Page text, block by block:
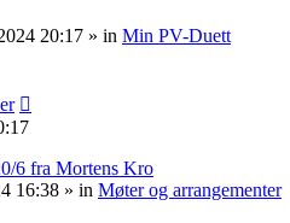
20:17 » in Min PV-Duett
6 fra Mortens Kro
16:38 » in Møter og arrangementer